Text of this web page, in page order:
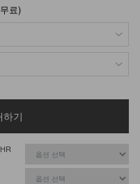
료)
하기